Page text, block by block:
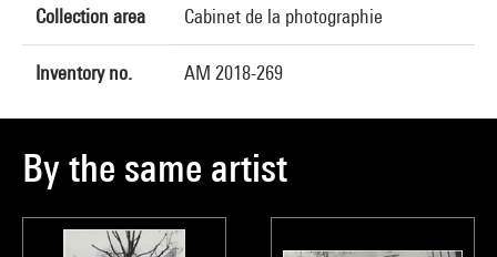
Collection area Cabinet de la photographie
Inventory no. AM 2018-269
By the same artist